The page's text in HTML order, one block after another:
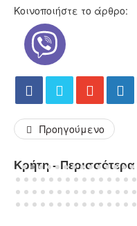
Κοινοποιήστε το άρθρο:
Προηγούμενο